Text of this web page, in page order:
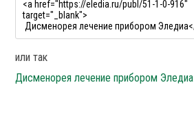
или так
Дисменорея лечение прибором Эледиа